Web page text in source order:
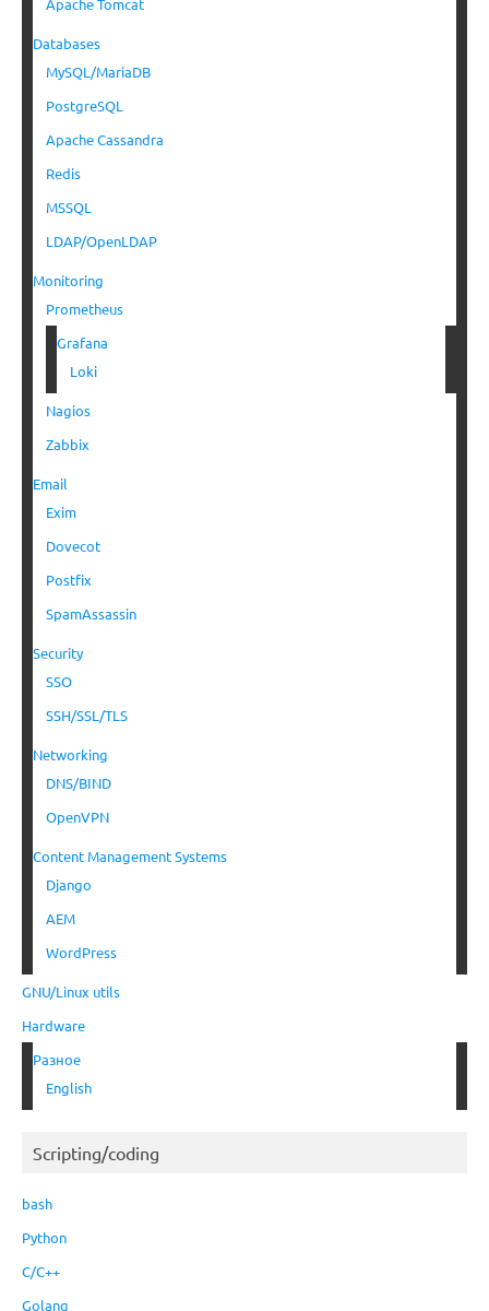
Apache Tomcat
Databases
MySQL/MariaDB
PostgreSQL
Apache Cassandra
Redis
MSSQL
LDAP/OpenLDAP
Monitoring
Prometheus
Grafana
Loki
Nagios
Zabbix
Email
Exim
Dovecot
Postfix
SpamAssassin
Security
SSO
SSH/SSL/TLS
Networking
DNS/BIND
OpenVPN
Content Management Systems
Django
AEM
WordPress
GNU/Linux utils
Hardware
Разное
English
Scripting/coding
bash
Python
C/C++
Golang